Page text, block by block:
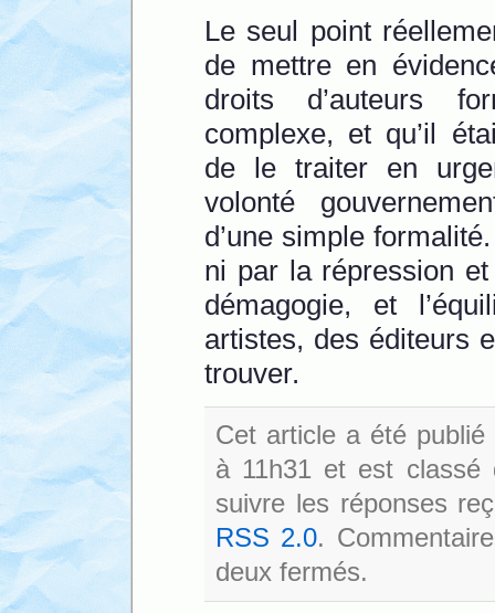
Le seul point
de mettre en
droits d’auteurs
complexe, et qu’il
de le traiter en
volonté
d’une simple
ni par la répression
démagogie, et
artistes, des éditeurs
trouver.
Cet article a été
à 11h31 et est
suivre les réponses
RSS 2.0.
deux fermés.